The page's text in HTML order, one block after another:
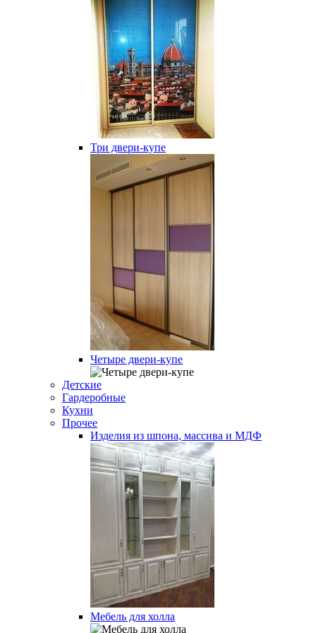
Три двери-купе
Четыре двери-купе
Детские
Гардеробные
Кухни
Прочее
Изделия из шпона, массива и МДФ
Мебель для холла